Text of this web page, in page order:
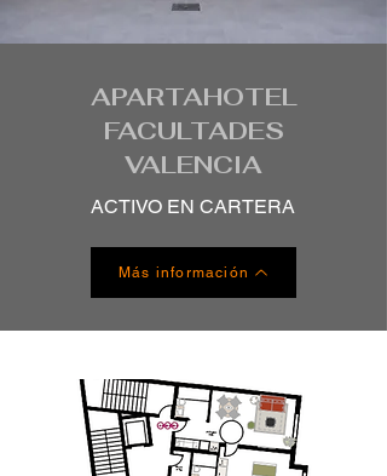
APARTAHOTEL
FACULTADES
VALENCIA
ACTIVO EN CARTERA
Más información